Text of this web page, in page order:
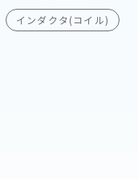
インダクタ(コイル)